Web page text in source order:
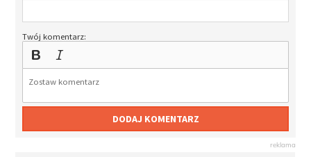
Twój komentarz:
DODAJ KOMENTARZ